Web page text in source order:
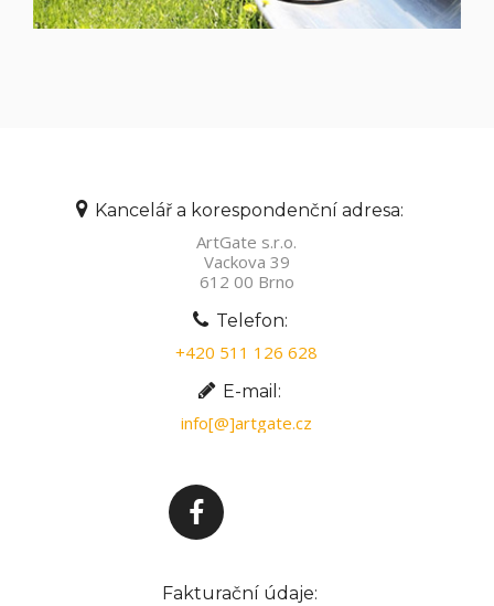
Kancelář a korespondenční adresa:
ArtGate s.r.o.
Vackova 39
612 00 Brno
Telefon:
+420 511 126 628
E-mail:
info[@]artgate.cz
Fakturační údaje: